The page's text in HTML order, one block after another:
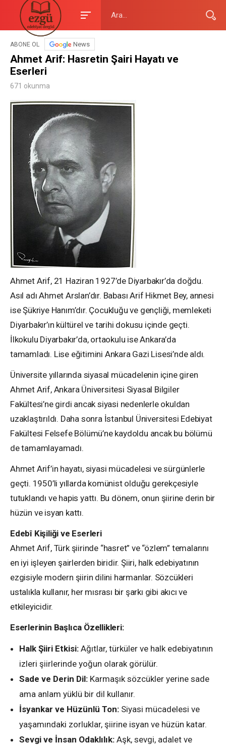
ABONE OL News
Ahmet Arif: Hasretin Şairi Hayatı ve
Eserleri
671 okunma
Ahmet Arif, 21 Haziran 1927’de Diyarbakır’da doğdu.
Asıl adı Ahmet Arslan’dır. Babası Arif Hikmet Bey, annesi
ise Şükriye Hanım’dır. Çocukluğu ve gençliği, memleketi
Diyarbakır’ın kültürel ve tarihi dokusu içinde geçti.
İlkokulu Diyarbakır’da, ortaokulu ise Ankara’da
tamamladı. Lise eğitimini Ankara Gazi Lisesi’nde aldı.
Üniversite yıllarında siyasal mücadelenin içine giren
Ahmet Arif, Ankara Üniversitesi Siyasal Bilgiler
Fakültesi’ne girdi ancak siyasi nedenlerle okuldan
uzaklaştırıldı. Daha sonra İstanbul Üniversitesi Edebiyat
Fakültesi Felsefe Bölümü’ne kaydoldu ancak bu bölümü
de tamamlayamadı.
Ahmet Arif’in hayatı, siyasi mücadelesi ve sürgünlerle
geçti. 1950’li yıllarda komünist olduğu gerekçesiyle
tutuklandı ve hapis yattı. Bu dönem, onun şiirine derin bir
hüzün ve isyan kattı.
Edebî Kişiliği ve Eserleri
Ahmet Arif, Türk şiirinde “hasret” ve “özlem” temalarını
en iyi işleyen şairlerden biridir. Şiiri, halk edebiyatının
ezgisiyle modern şiirin dilini harmanlar. Sözcükleri
ustalıkla kullanır, her mısrası bir şarkı gibi akıcı ve
etkileyicidir.
Eserlerinin Başlıca Özellikleri:
Halk Şiiri Etkisi: Ağıtlar, türküler ve halk edebiyatının
izleri şiirlerinde yoğun olarak görülür.
Sade ve Derin Dil: Karmaşık sözcükler yerine sade
ama anlam yüklü bir dil kullanır.
İsyankar ve Hüzünlü Ton: Siyasi mücadelesi ve
yaşamındaki zorluklar, şiirine isyan ve hüzün katar.
Sevgi ve İnsan Odaklılık: Aşk, sevgi, adalet ve